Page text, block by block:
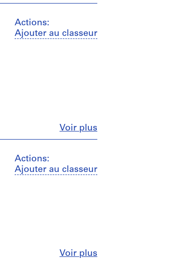
Actions:
Ajouter au classeur
Voir plusFermer
Actions:
Ajouter au classeur
Voir plusFermer